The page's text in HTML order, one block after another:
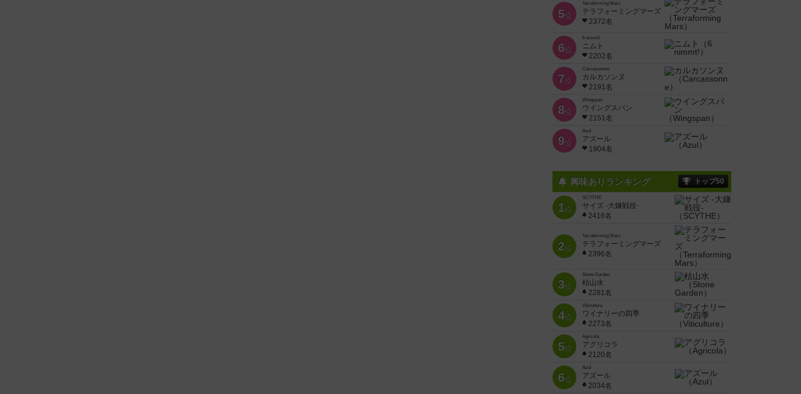
5位
Terraforming Mars
テラフォーミングマーズ
2372名
6位
6 nimmt!
ニムト
2202名
7位
Carcassonne
カルカソンヌ
2191名
8位
Wingspan
ウイングスパン
2151名
9位
Azul
アズール
1904名
興味ありランキング トップ50
1位
SCYTHE
サイズ -大鎌戦役-
2416名
2位
Terraforming Mars
テラフォーミングマーズ
2396名
3位
Stone Garden
枯山水
2281名
4位
Viticulture
ワイナリーの四季
2273名
5位
Agricola
アグリコラ
2120名
6位
Azul
アズール
2034名